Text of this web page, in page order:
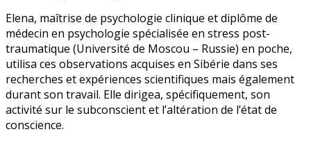
Elena, maîtrise de psychologie clinique et diplôme de
médecin en psychologie spécialisée en stress post-
traumatique (Université de Moscou – Russie) en poche,
utilisa ces observations acquises en Sibérie dans ses
recherches et expériences scientifiques mais également
durant son travail. Elle dirigea, spécifiquement, son
activité sur le subconscient et l’altération de l’état de
conscience.